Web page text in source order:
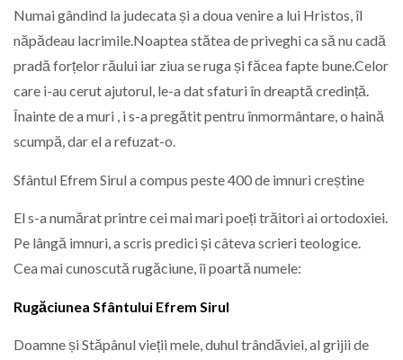
Numai gândind la judecata și a doua venire a lui Hristos, îl
năpădeau lacrimile.Noaptea stătea de priveghi ca să nu cadă
pradă forțelor răului iar ziua se ruga și făcea fapte bune.Celor
care i-au cerut ajutorul, le-a dat sfaturi în dreaptă credință.
Înainte de a muri , i s-a pregătit pentru înmormântare, o haină
scumpă, dar el a refuzat-o.
Sfântul Efrem Sirul a compus peste 400 de imnuri creștine
El s-a numărat printre cei mai mari poeți trăitori ai ortodoxiei.
Pe lângă imnuri, a scris predici și câteva scrieri teologice.
Cea mai cunoscută rugăciune, îi poartă numele:
Rugăciunea Sfântului Efrem Sirul
Doamne și Stăpânul vieții mele, duhul trândăviei, al grijii de